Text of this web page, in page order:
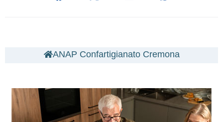
ANAP Confartigianato Cremona